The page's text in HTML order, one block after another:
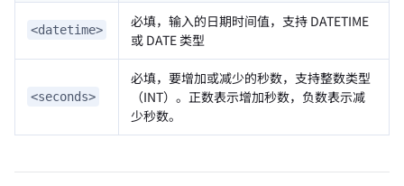
<datetime>
必填，输入的日期时间值，支持 DATETIME
或 DATE 类型
<seconds>
必填，要增加或减少的秒数，支持整数类型
（INT）。正数表示增加秒数，负数表示减
少秒数。